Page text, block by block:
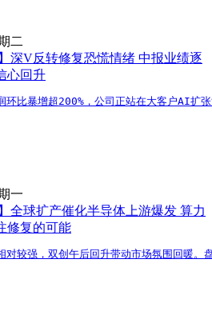
二
深V反转修复恐慌情绪 中报业绩逐
心回升
比暴增超200%，公司正站在大客户AI扩
一
全球扩产催化半导体上游爆发 算力
修复的可能
对较强，双创午后回升带动市场氛围回暖